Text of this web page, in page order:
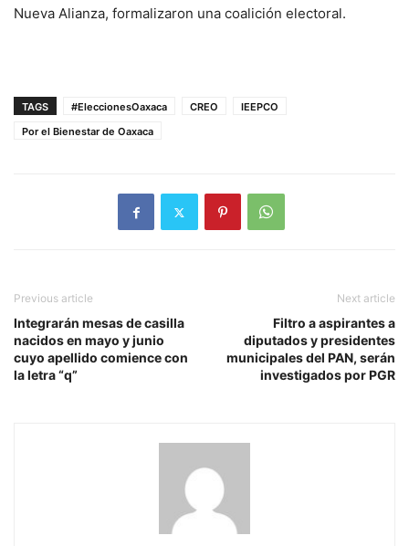
Nueva Alianza, formalizaron una coalición electoral.
TAGS #EleccionesOaxaca CREO
IEEPCO
Por el Bienestar de Oaxaca
Previous article
Integrarán mesas de casilla
nacidos en mayo y junio
cuyo apellido comience con
la letra “q”
Next article
Filtro a aspirantes a
diputados y presidentes
municipales del PAN, serán
investigados por PGR